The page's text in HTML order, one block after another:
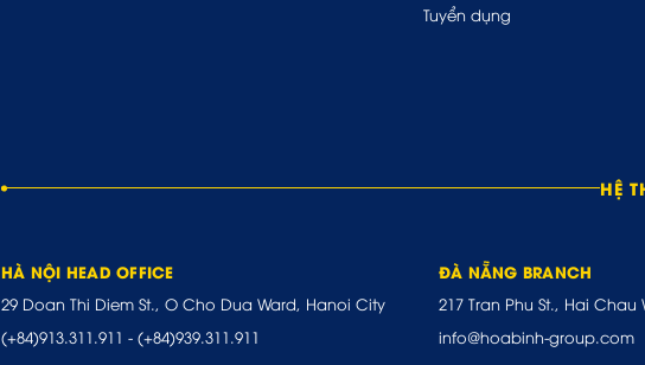
Tuyển dụng
HỆ
HÀ NỘI HEAD OFFICE
29 Doan Thi Diem St., O Cho Dua Ward, Hanoi City
(+84)913.311.911 - (+84)939.311.911
ĐÀ NẴNG BRANCH
217 Tran Phu St., Hai
info@hoabinh-group.com